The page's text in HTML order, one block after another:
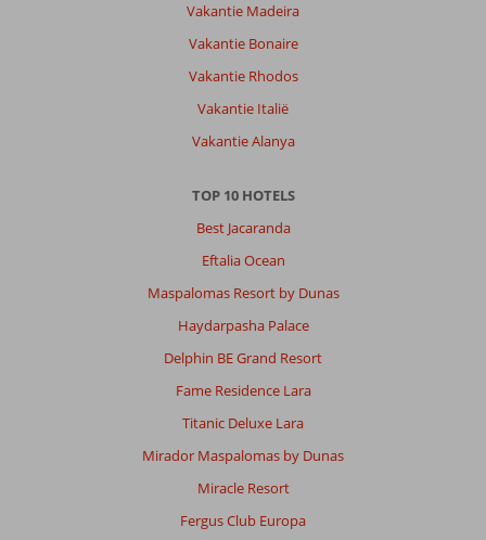
Vakantie Madeira
Vakantie Bonaire
Vakantie Rhodos
Vakantie Italië
Vakantie Alanya
TOP 10 HOTELS
Best Jacaranda
Eftalia Ocean
Maspalomas Resort by Dunas
Haydarpasha Palace
Delphin BE Grand Resort
Fame Residence Lara
Titanic Deluxe Lara
Mirador Maspalomas by Dunas
Miracle Resort
Fergus Club Europa